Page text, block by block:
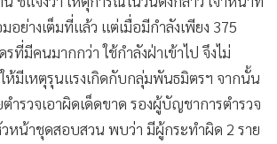
อย่างเต็มที่แล้ว แต่เมื่อมีกำลังเพียง 375
ที่มีคนมากกว่า ใช้กำลังฝ่าเข้าไป จึงไม่
ห้มีเหตุรุนแรงเกิดกับกลุ่มพันธมิตรฯ จากนั้น
ตำรวจเอาผิดเด็ดขาด รองผู้บัญชาการตำรวจ
หน้าชุดสอบสวน พบว่า มีผู้กระทำผิด 2 ราย